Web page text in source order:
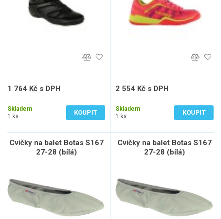
1 764 Kč s DPH
Skladem
1 ks
KOUPIT
2 554 Kč s DPH
Skladem
1 ks
KOUPIT
Cvičky na balet Botas S167
27-28 (bílá)
Cvičky na balet Botas S167
27-28 (bílá)